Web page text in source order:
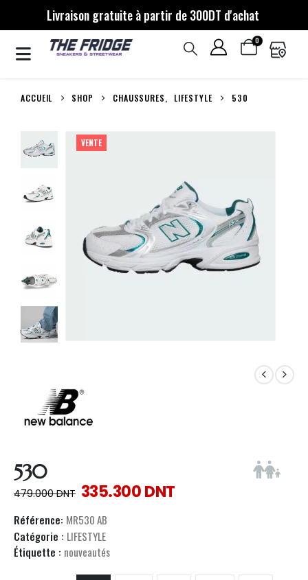
Livraison gratuite à partir de 300DT d'achat
0
ACCUEIL SHOP CHAUSSURES, LIFESTYLE 530
VENTE
530
479.000DNT 335.300DNT
Référence: MR530 AB
Catégorie : LIFESTYLE
Étiquette : nouveautés